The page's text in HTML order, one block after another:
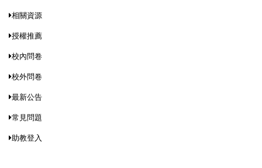
相關資源
授權推薦
校內問卷
校外問卷
最新公告
常見問題
助教登入